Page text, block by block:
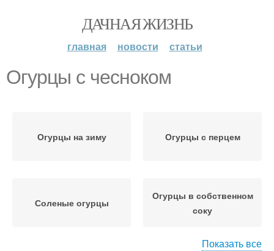
ДАЧНАЯ ЖИЗНЬ
главная новости статьи
Огурцы с чесноком
Огурцы на зиму Огурцы с перцем
Соленые огурцы
Огурцы в собственном
соку
Показать все